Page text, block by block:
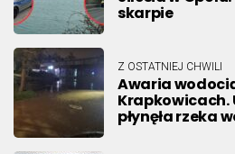
skarpie
Z OSTATNIEJ CHWILI
Awaria
płynęła rzeka